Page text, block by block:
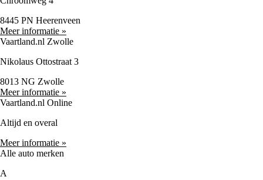
8445 PN Heerenveen
Meer informatie »
Vaartland.nl Zwolle
Nikolaus Ottostraat 3
8013 NG Zwolle
Meer informatie »
Vaartland.nl Online
Altijd en overal
Meer informatie »
Alle auto merken
A